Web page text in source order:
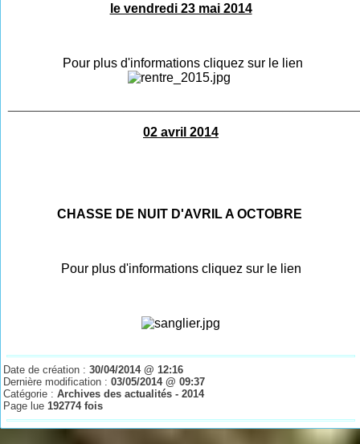
le vendredi 23 mai 2014
Pour plus d'informations cliquez sur le lien
02 avril 2014
CHASSE DE NUIT D'AVRIL A OCTOBRE
Pour plus d'informations cliquez sur le lien
Date de création :30/04/2014 @ 12:16
Dernière modification :03/05/2014 @ 09:37
Catégorie :Archives des actualités - 2014
Page lue192774 fois